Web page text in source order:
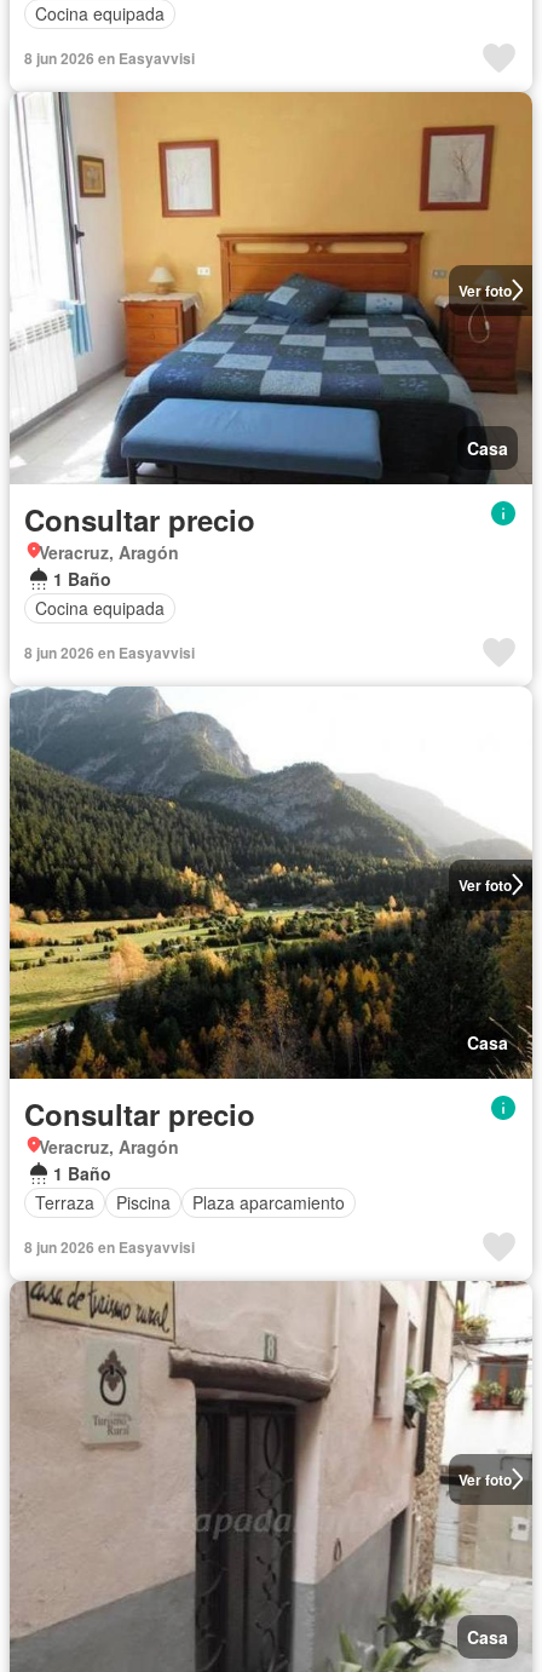
Cocina equipada
8 jun 2026 en Easyavvisi
Ver foto
Casa
Consultar precio
Veracruz, Aragón
1 Baño
Cocina equipada
8 jun 2026 en Easyavvisi
Ver foto
Casa
Consultar precio
Veracruz, Aragón
1 Baño
Terraza
Piscina Plaza aparcamiento
8 jun 2026 en Easyavvisi
Ver foto
Casa